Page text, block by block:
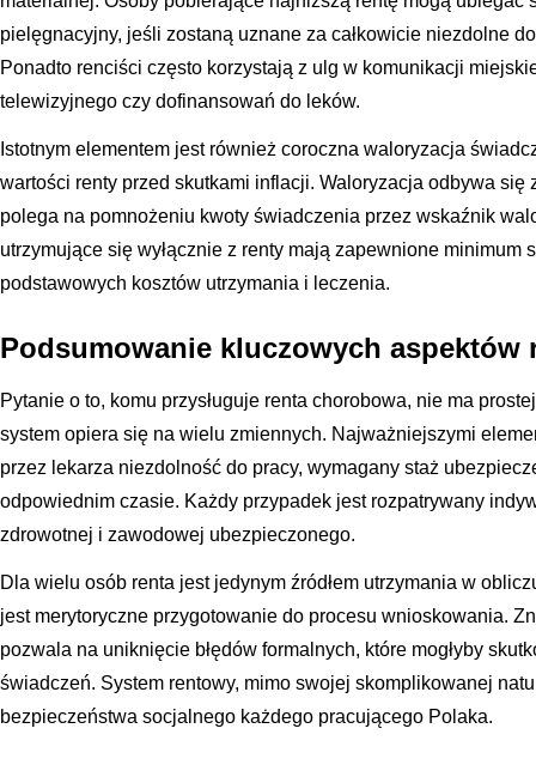
pielęgnacyjny, jeśli zostaną uznane za całkowicie niezdolne
Ponadto renciści często korzystają z ulg w komunikacji
telewizyjnego czy dofinansowań do leków.
Istotnym elementem jest również coroczna waloryzacja
wartości renty przed skutkami inflacji. Waloryzacja odbywa się
polega na pomnożeniu kwoty świadczenia przez wskaźnik
utrzymujące się wyłącznie z renty mają zapewnione minimum
podstawowych kosztów utrzymania i leczenia.
Podsumowanie kluczowych aspektów
Pytanie o to, komu przysługuje renta chorobowa, nie ma
system opiera się na wielu zmiennych. Najważniejszymi
przez lekarza niezdolność do pracy, wymagany staż
odpowiednim czasie. Każdy przypadek jest rozpatrywany
zdrowotnej i zawodowej ubezpieczonego.
Dla wielu osób renta jest jedynym źródłem utrzymania w
jest merytoryczne przygotowanie do procesu wnioskowania.
pozwala na uniknięcie błędów formalnych, które mogłyby
świadczeń. System rentowy, mimo swojej skomplikowanej
bezpieczeństwa socjalnego każdego pracującego Polaka.